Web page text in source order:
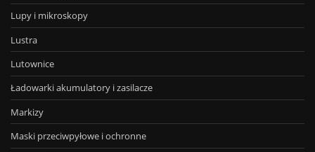
Lupy i mikroskopy
Lustra
Lutownice
Ładowarki akumulatory i zasilacze
Markizy
Maski przeciwpyłowe i ochronne